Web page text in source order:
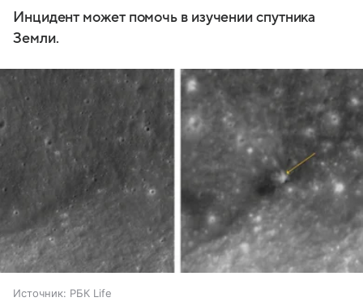
Инцидент может помочь в изучении спутника
Земли.
Источник: РБК Life